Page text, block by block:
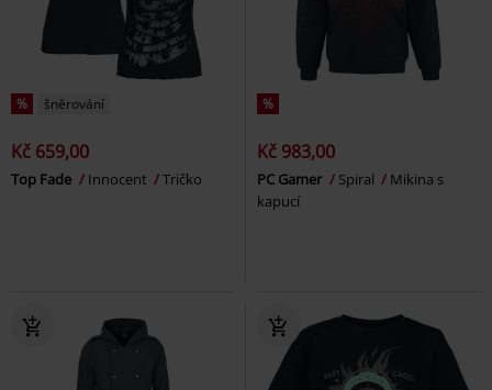
% šněrování
Kč 659,00
Top Fade Innocent Tričko
%
Kč 983,00
PC Gamer Spiral
Mikina s
kapucí